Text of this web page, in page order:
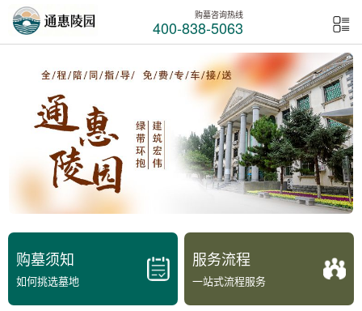
购墓咨询热线
400-838-5063
购墓须知
如何挑选墓地
服务流程
一站式流程服务